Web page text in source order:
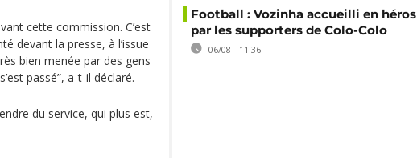
cette commission. C’est
devant la presse, à l’issue
bien menée par des gens
passé”, a-t-il déclaré.
du service, qui plus est,
Football : Vozinha accueilli en héros
par les supporters de Colo-Colo
06/08 - 11:36